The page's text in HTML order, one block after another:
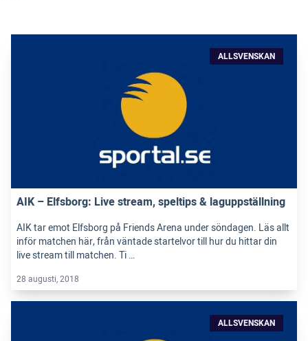
ALLSVENSKAN
AIK – Elfsborg: Live stream, speltips & laguppställning
AIK tar emot Elfsborg på Friends Arena under söndagen. Läs allt
inför matchen här, från väntade startelvor till hur du hittar din
live stream till matchen. Ti …
28 augusti, 2018
ALLSVENSKAN